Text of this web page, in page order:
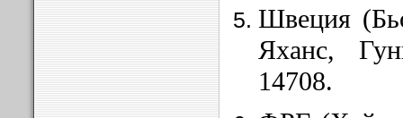
Швеция
Яханс,
14708.